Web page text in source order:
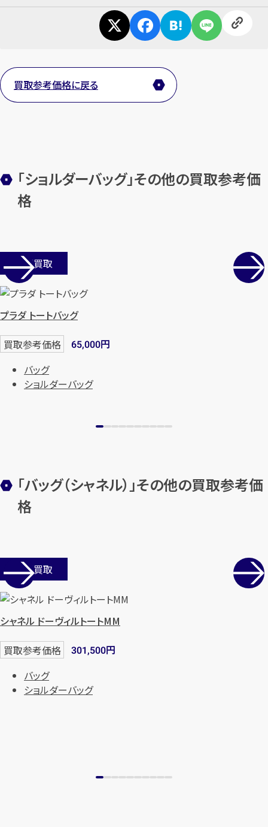
【総合受付】24時間・年中無休(年末年始除く)
メールで無料相談する
買取参考価格に戻る
「ショルダーバッグ」その他の買取参考価
格
店舗買取
プラダ トートバッグ
買取参考価格 65,000円
バッグ
ショルダーバッグ
「バッグ（シャネル）」その他の買取参考価
格
店舗買取
シャネル ドーヴィルトートMM
買取参考価格 301,500円
バッグ
ショルダーバッグ